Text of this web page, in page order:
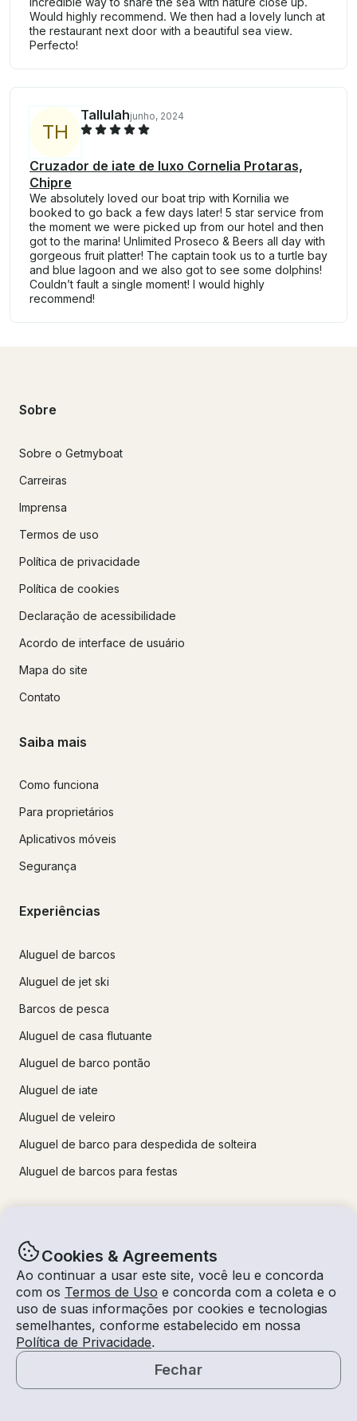
Cookies & Agreements
Ao continuar a usar este site, você leu e concorda
com os Termos de Uso e concorda com a coleta e o
uso de suas informações por cookies e tecnologias
semelhantes, conforme estabelecido em nossa
Política de Privacidade.
Fechar
Mapa
Would highly recommend. We then had a lovely lunch at
the restaurant next door with a beautiful sea view.
Perfecto!
TH
Tallulahjunho, 2024
Cruzador de iate de luxo Cornelia Protaras,
Chipre
We absolutely loved our boat trip with Kornilia we
booked to go back a few days later! 5 star service from
the moment we were picked up from our hotel and then
got to the marina! Unlimited Proseco & Beers all day with
gorgeous fruit platter! The captain took us to a turtle bay
and blue lagoon and we also got to see some dolphins!
Couldn’t fault a single moment! I would highly
recommend!
Sobre
Sobre o Getmyboat
Carreiras
Imprensa
Termos de uso
Política de privacidade
Política de cookies
Declaração de acessibilidade
Acordo de interface de usuário
Mapa do site
Contato
Saiba mais
Como funciona
Para proprietários
Aplicativos móveis
Segurança
Experiências
Aluguel de barcos
Aluguel de jet ski
Barcos de pesca
Aluguel de casa flutuante
Aluguel de barco pontão
Aluguel de iate
Aluguel de veleiro
Aluguel de barco para despedida de solteira
Aluguel de barcos para festas
Notícias da empresa
Estilo de vida
Guia de experiências
Destinos
Dicas para Locatários e Proprietários